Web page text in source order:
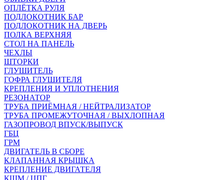
ОПЛЁТКА РУЛЯ
ПОДЛОКОТНИК БАР
ПОДЛОКОТНИК НА ДВЕРЬ
ПОЛКА ВЕРХНЯЯ
СТОЛ НА ПАНЕЛЬ
ЧЕХЛЫ
ШТОРКИ
ГЛУШИТЕЛЬ
ГОФРА ГЛУШИТЕЛЯ
КРЕПЛЕНИЯ И УПЛОТНЕНИЯ
РЕЗОНАТОР
ТРУБА ПРИЁМНАЯ / НЕЙТРАЛИЗАТОР
ТРУБА ПРОМЕЖУТОЧНАЯ / ВЫХЛОПНАЯ
ГАЗОПРОВОД ВПУСК/ВЫПУСК
ГБЦ
ГРМ
ДВИГАТЕЛЬ В СБОРЕ
КЛАПАННАЯ КРЫШКА
КРЕПЛЕНИЕ ДВИГАТЕЛЯ
КШМ / ЦПГ